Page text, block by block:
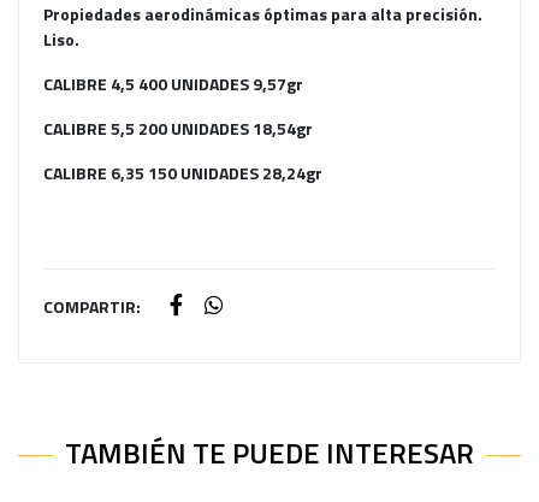
Propiedades aerodinámicas óptimas para alta precisión.
Liso.
CALIBRE 4,5 400 UNIDADES 9,57gr
CALIBRE 5,5 200 UNIDADES 18,54gr
CALIBRE 6,35 150 UNIDADES 28,24gr
COMPARTIR:
TAMBIÉN TE PUEDE INTERESAR